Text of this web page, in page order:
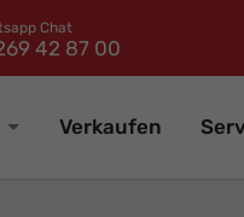
Chat
42 87 00
Verkaufen